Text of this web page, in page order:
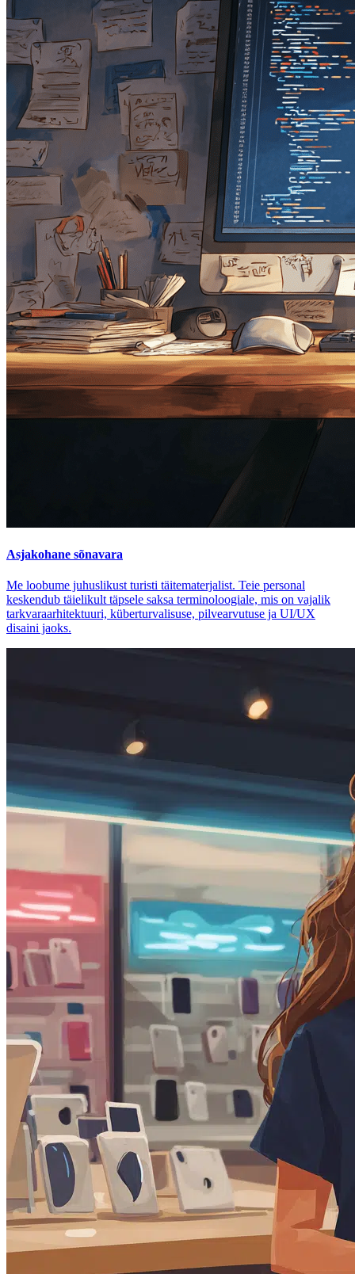
Asjakohane sõnavara
Me loobume juhuslikust turisti täitematerjalist. Teie personal
keskendub täielikult täpsele saksa terminoloogiale, mis on vajalik
tarkvaraarhitektuuri, küberturvalisuse, pilvearvutuse ja UI/UX
disaini jaoks.